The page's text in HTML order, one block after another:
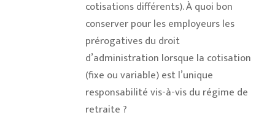
cotisations différents). À quoi bon
conserver pour les employeurs les
prérogatives du droit
d’administration lorsque la cotisation
(fixe ou variable) est l’unique
responsabilité vis-à-vis du régime de
retraite ?